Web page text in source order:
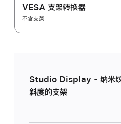
VESA 支架转换器
不含支架
Studio Display - 纳米纹
斜度的支架